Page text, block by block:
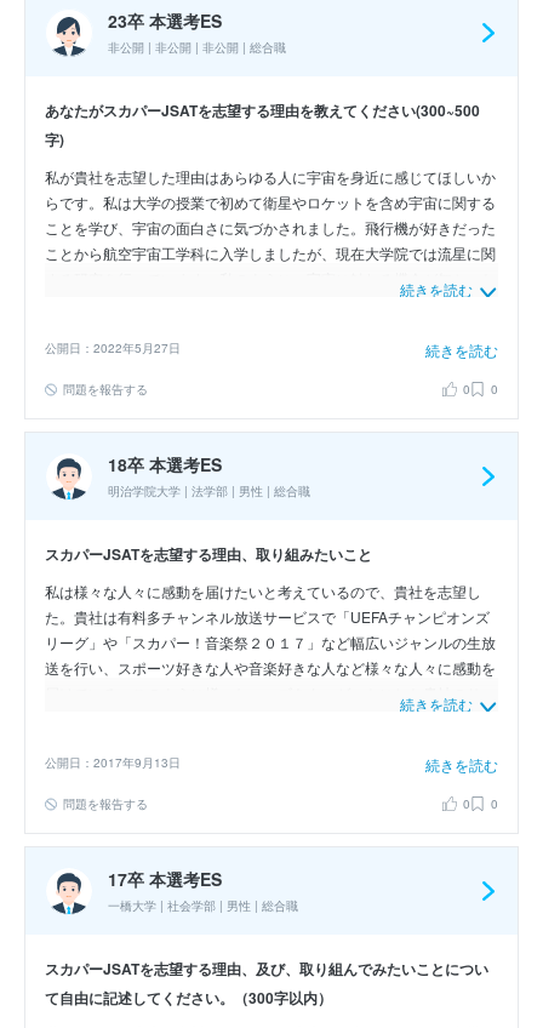
そこで、そんな憧れの方々と働き、成長し、貴社の社員様のように、
大きな価値を与えられる存在になりたいと考えています。
23卒 本選考ES
非公開 | 非公開 | 非公開 | 総合職
あなたがスカパーJSATを志望する理由を教えてください(300~500
字)
私が貴社を志望した理由はあらゆる人に宇宙を身近に感じてほしいか
らです。私は大学の授業で初めて衛星やロケットを含め宇宙に関する
ことを学び、宇宙の面白さに気づかされました。飛行機が好きだった
ことから航空宇宙工学科に入学しましたが、現在大学院では流星に関
だけであり、実際に宇宙の話を聞く機会さえあれば興味を持つという
自らの働きかけによって生徒が勉強することを少しでも面白い、楽し
いと言ってくれることにやりがいを感じています。 以上の経験か
面白さを知ってほしいと考えるようになりました。これは、メディア
事業と宇宙事業を合わせ持つ貴社の強みを生かすことで実現可能であ
ると考えています。そして、そのような機会を設けることによって貴
続きを読む
公開日：2022年5月27日 続きを読む
問題を報告する 0 0
18卒 本選考ES
明治学院大学 | 法学部 | 男性 | 総合職
スカパーJSATを志望する理由、取り組みたいこと
私は様々な人々に感動を届けたいと考えているので、貴社を志望し
た。貴社は有料多チャンネル放送サービスで「UEFAチャンピオンズ
リーグ」や「スカパー！音楽祭２０１７」など幅広いジャンルの生放
送を行い、スポーツ好きな人や音楽好きな人など様々な人々に感動を
ビスは今後確実に必要とされると私は確信している。なぜなら現在オ
のコンテンツを視聴することが選ぶことが可能な時代であるからだ。
したがって将来性あるこのサービスを貴社のプラットフォーム宣伝部
続きを読む
公開日：2017年9月13日 続きを読む
問題を報告する 0 0
17卒 本選考ES
一橋大学 | 社会学部 | 男性 | 総合職
スカパーJSATを志望する理由、及び、取り組んでみたいことについ
て自由に記述してください。（300字以内）